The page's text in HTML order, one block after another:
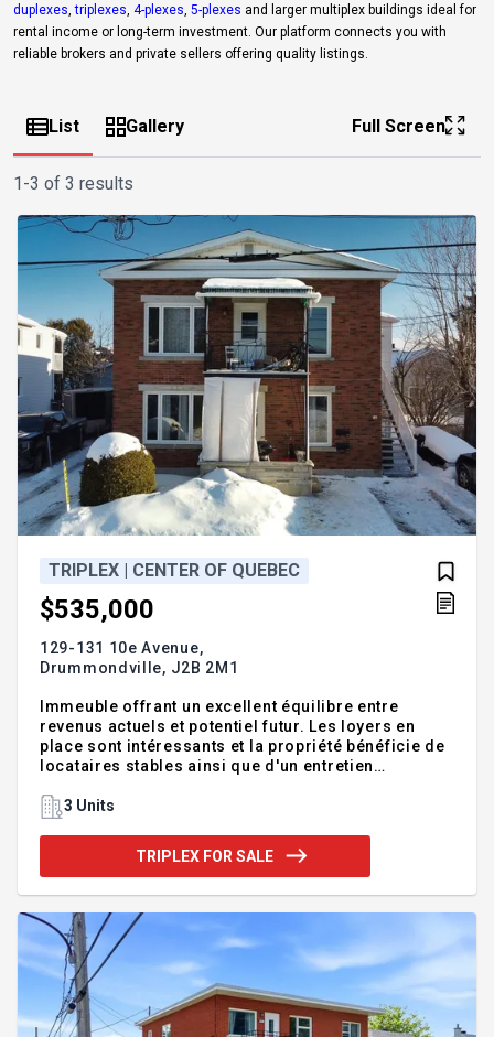
duplexes ,triplexes 4-plexes 5-plexes and larger multiplex buildings ideal for
rental income or long-term investment. Our platform connects you with
reliable brokers and private sellers offering quality listings.
List Gallery Full Screen
1-3 of 3 results
TRIPLEX | CENTER OF QUEBEC
$535,000
129-131 10e Avenue,
Drummondville, J2B 2M1
Immeuble offrant un excellent équilibre entre
revenus actuels et potentiel futur. Les loyers en
place sont intéressants et la propriété bénéficie de
locataires stables ainsi que d'un entretien
revenus est favorable pour un investisseur. Située
dans un secteur recherché de Drummondville où la
demande locative est soutenue, cette propriété
représente une opportunité stratégique à
personnels, meubles et électroménagers des
locataires.
3 Units
TRIPLEX FOR SALE